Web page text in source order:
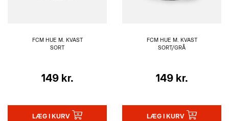
FCM HUE M. KVAST
SORT
149 kr.
LÆG I KURV
FCM HUE M. KVAST
SORT/GRÅ
149 kr.
LÆG I KURV